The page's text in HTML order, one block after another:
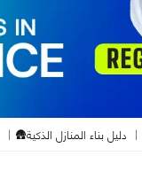
دليل بناء المنازل الذكية🛖